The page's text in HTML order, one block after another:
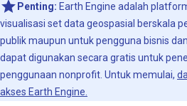
Penting: Earth Engine adalah
visualisasi set data geospasial berskala
publik maupun untuk pengguna bisnis
dapat digunakan secara gratis untuk
penggunaan nonprofit. Untuk memulai,
akses Earth Engine.